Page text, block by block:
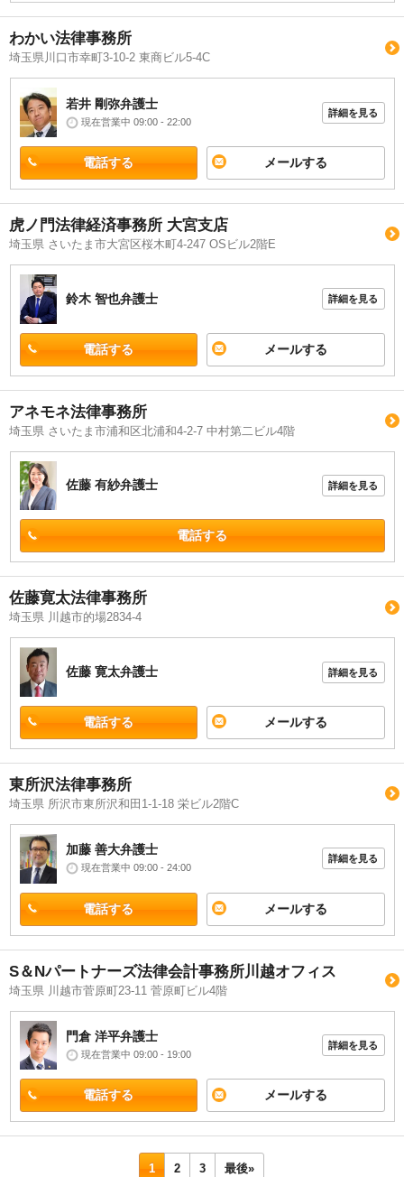
わかい法律事務所
埼玉県川口市幸町3-10-2 東商ビル5-4C
若井 剛弥弁護士
現在営業中 09:00 - 22:00
詳細を見る
電話する メールする
虎ノ門法律経済事務所 大宮支店
埼玉県 さいたま市大宮区桜木町4-247 OSビル2階E
鈴木 智也弁護士 詳細を見る
電話する メールする
アネモネ法律事務所
埼玉県 さいたま市浦和区北浦和4-2-7 中村第二ビル4階
佐藤 有紗弁護士 詳細を見る
電話する
佐藤寛太法律事務所
埼玉県 川越市的場2834-4
佐藤 寛太弁護士 詳細を見る
電話する メールする
東所沢法律事務所
埼玉県 所沢市東所沢和田1-1-18 栄ビル2階C
加藤 善大弁護士
現在営業中 09:00 - 24:00
詳細を見る
電話する メールする
S＆Nパートナーズ法律会計事務所川越オフィス
埼玉県 川越市菅原町23-11 菅原町ビル4階
門倉 洋平弁護士
現在営業中 09:00 - 19:00
詳細を見る
電話する メールする
1 2 3 最後»